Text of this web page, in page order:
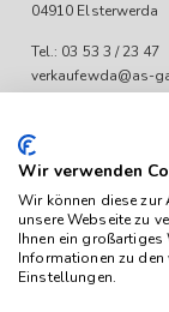
04910 Elsterwerda
Tel.: 03 53 3 / 23 47
verkaufewda@as-
Mo-Fr 09:00 bis
Das Angebot von
Wir verwenden
Wir können diese zur
unsere Webseite zu
Ihnen ein großartiges
Informationen zu den
Einstellungen.